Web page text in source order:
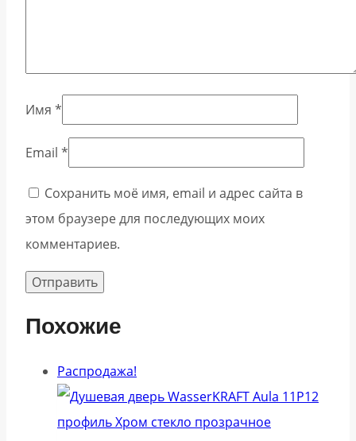
Имя *
Email *
Сохранить моё имя, email и адрес сайта в
этом браузере для последующих моих
комментариев.
Похожие
Распродажа!